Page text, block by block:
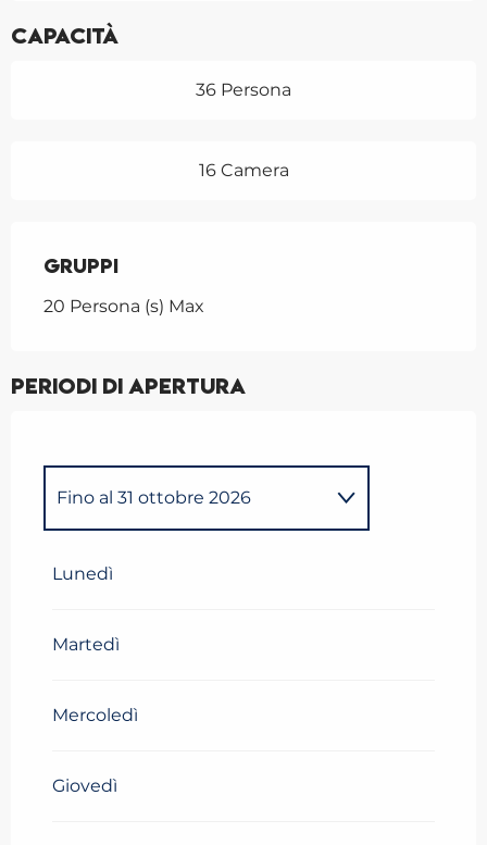
Capacità
36 Persona
16 Camera
Gruppi
Gruppi
20 Persona (s) Max
Periodi di apertura
Fino al 31 ottobre 2026
Lunedì
Martedì
Mercoledì
Giovedì